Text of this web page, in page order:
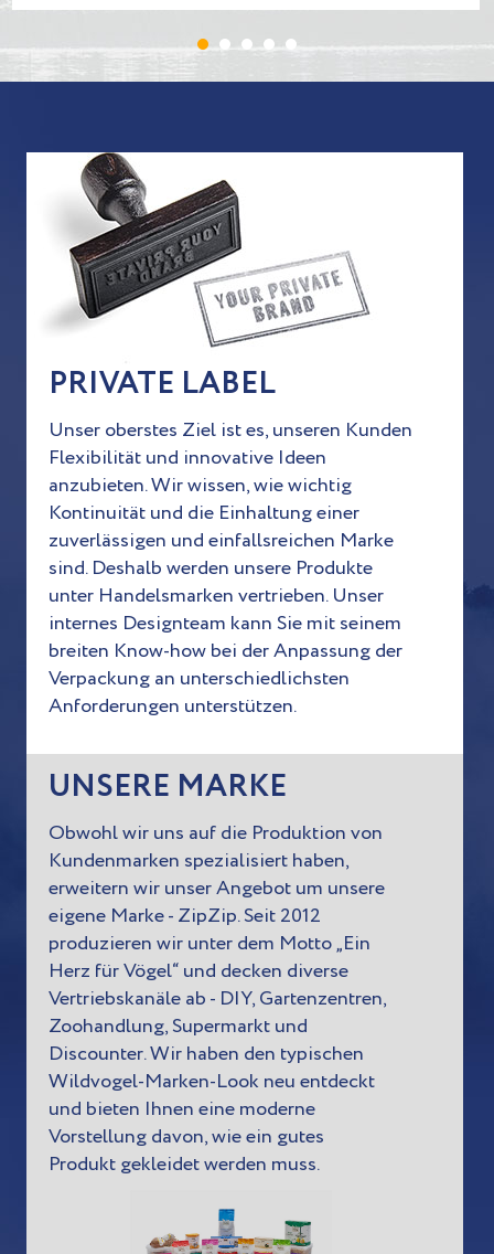
PRIVATE LABEL
Unser oberstes Ziel ist es, unseren Kunden
Flexibilität und innovative Ideen
anzubieten. Wir wissen, wie wichtig
Kontinuität und die Einhaltung einer
zuverlässigen und einfallsreichen Marke
sind. Deshalb werden unsere Produkte
unter Handelsmarken vertrieben. Unser
internes Designteam kann Sie mit seinem
breiten Know-howbei der Anpassung der
Verpackung an unterschiedlichsten
Anforderungen unterstützen.
UNSERE MARKE
Obwohl wir uns auf die Produktion von
Kundenmarken spezialisiert haben,
erweitern wir unser Angebot um unsere
eigene Marke - ZipZip. Seit 2012
produzieren wir unter dem Motto „Ein
Herz für Vögel“ und decken diverse
Vertriebskanäle ab - DIY, Gartenzentren,
Zoohandlung, Supermarkt und
Discounter. Wir haben den typischen
Wildvogel-Marken-Look neu entdeckt
und bieten Ihnen eine moderne
Vorstellung davon, wie ein gutes
Produkt gekleidet werden muss.